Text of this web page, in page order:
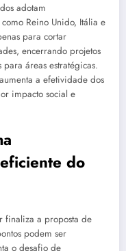
adotam
como Reino Unido, Itália e
para cortar
encerrando projetos
áreas estratégicas.
a efetividade dos
impacto social e
do
finaliza a proposta de
podem ser
o desafio de